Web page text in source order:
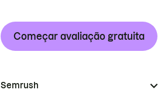
Começar avaliação gratuita
Semrush